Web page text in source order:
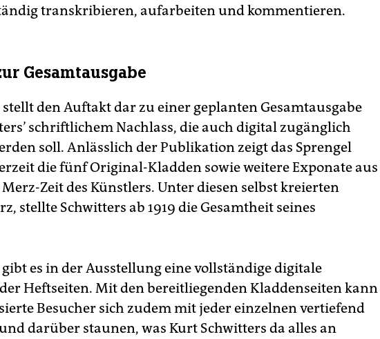
transkribieren, aufarbeiten und kommentieren.
Gesamtausgabe
den Auftakt dar zu einer geplanten Gesamtausgabe
schriftlichem Nachlass, die auch digital zugänglich
soll. Anlässlich der Publikation zeigt das Sprengel
die fünf Original-Kladden sowie weitere Exponate aus
Zeit des Künstlers. Unter diesen selbst kreierten
stellte Schwitters ab 1919 die Gesamtheit seines
es in der Ausstellung eine vollständige digitale
Heftseiten. Mit den bereitliegenden Kladdenseiten kann
Besucher sich zudem mit jeder einzelnen vertiefend
darüber staunen, was Kurt Schwitters da alles an